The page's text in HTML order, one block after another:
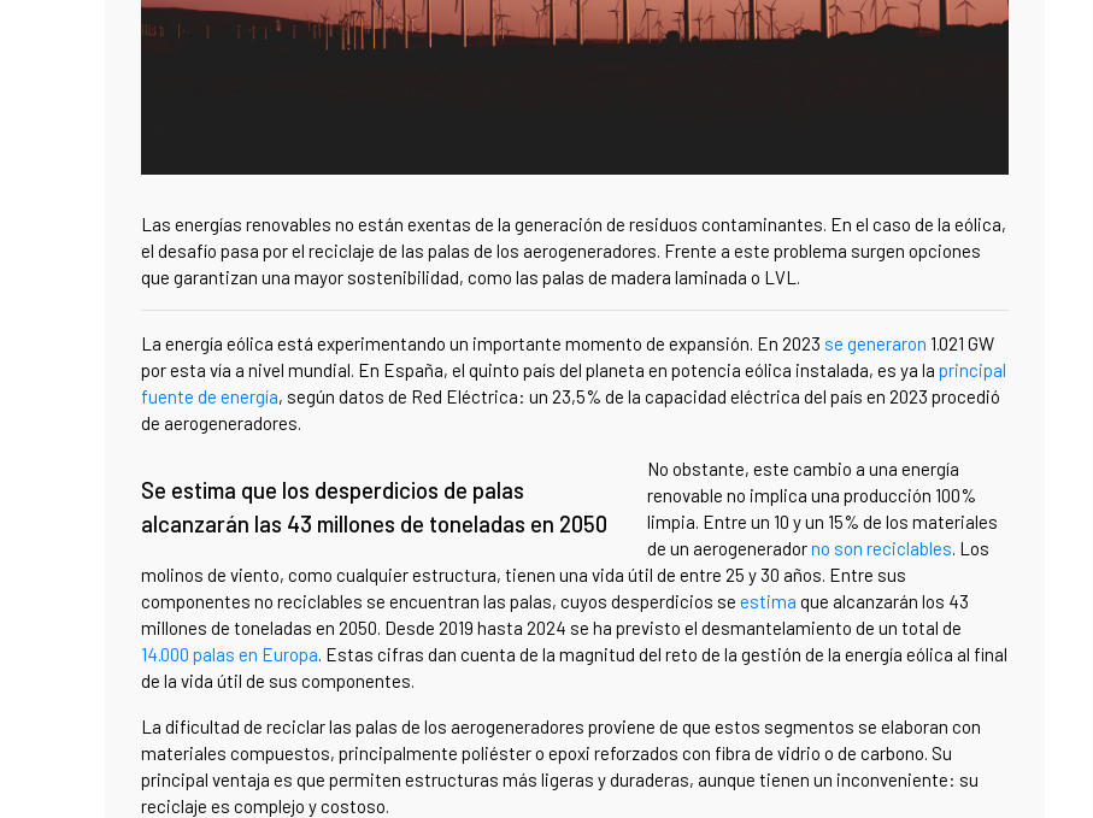
Las energías renovables no están exentas de la generación de residuos contaminantes. En el caso de la eólica,
el desafío pasa por el reciclaje de las palas de los aerogeneradores. Frente a este problema surgen opciones
que garantizan una mayor sostenibilidad, como las palas de madera laminada o LVL.
La energía eólica está experimentando un importante momento de expansión. En 2023 se generaron 1.021 GW
por esta vía a nivel mundial. En España, el quinto país del planeta en potencia eólica instalada, es ya la principal
fuente de energía, según datos de Red Eléctrica: un 23,5% de la capacidad eléctrica del país en 2023 procedió
de aerogeneradores.
Se estima que los desperdicios de palas
alcanzarán las 43 millones de toneladas en 2050
No obstante, este cambio a una energía
renovable no implica una producción 100%
limpia. Entre un 10 y un 15% de los materiales
de un aerogeneradorno son reciclables. Los
molinos de viento, como cualquier estructura, tienen una vida útil de entre 25 y 30 años. Entre sus
componentes no reciclables se encuentran las palas, cuyos desperdicios se estima que alcanzarán los 43
millones de toneladas en 2050. Desde 2019 hasta 2024 se ha previsto el desmantelamiento de un total de
14.000 palas en Europa. Estas cifras dan cuenta de la magnitud del reto de la gestión de la energía eólica al final
de la vida útil de sus componentes.
La dificultad de reciclar las palas de los aerogeneradores proviene de que estos segmentos se elaboran con
materiales compuestos, principalmente poliéster o epoxi reforzados con fibra de vidrio o de carbono. Su
principal ventaja es que permiten estructuras más ligeras y duraderas, aunque tienen un inconveniente: su
reciclaje es complejo y costoso.